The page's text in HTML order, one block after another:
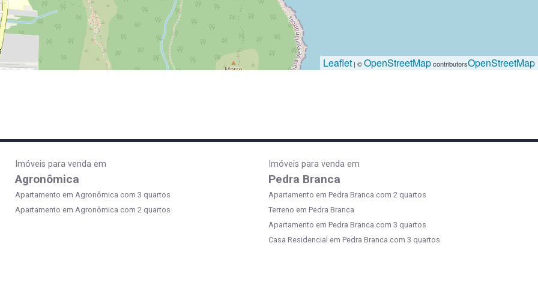
Leaflet | ©OpenStreetMapcontributorsOpenStreetMap
Imóveis para venda em
Agronômica
Apartamento em Agronômica com 3 quartos
Apartamento em Agronômica com 2 quartos
Imóveis para venda em
Pedra Branca
Apartamento em Pedra Branca com 2 quartos
Terreno em Pedra Branca
Apartamento em Pedra Branca com 3 quartos
Casa Residencial em Pedra Branca com 3 quartos